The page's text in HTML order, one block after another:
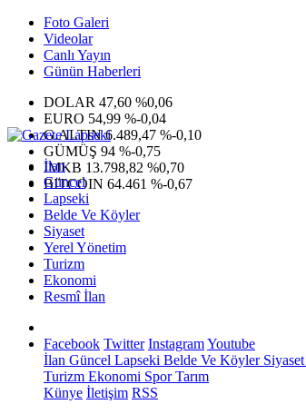
Foto Galeri
Videolar
Canlı Yayın
Günün Haberleri
DOLAR 47,60 %0,06
EURO 54,99 %-0,04
G.ALTIN6.489,47 %-0,10
GÜMÜŞ 94 %-0,75
IMKB 13.798,82 %0,70
BITCOIN 64.461 %-0,67
İlan
Güncel
Lapseki
Belde Ve Köyler
Siyaset
Yerel Yönetim
Turizm
Ekonomi
Resmî İlan
Facebook Twitter InstagramYoutube
İlan Güncel Lapseki Belde Ve KöylerSiyaset
Turizm Ekonomi SporTarım
Künye İletişim RSS